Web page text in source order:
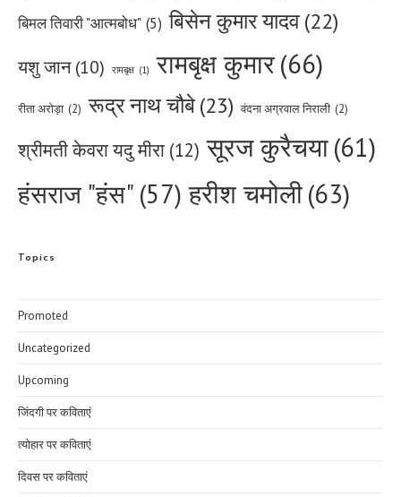
बिमल तिवारी "आत्मबोध" (5) बिसेन कुमार यादव(22)
यशु जान (10) रामबृक्ष (1) रामबृक्ष कुमार(66)
रीता अरोड़ा (2) रूद्र नाथ चौबे(23) वंदना अग्रवाल निराली (2)
श्रीमती केवरा यदु मीरा (12) सूरज कुरैचया(61)
हंसराज "हंस" (57) हरीश चमोली(63)
Topics
Promoted
Uncategorized
Upcoming
जिंदगी पर कविताएं
त्योहार पर कविताएं
दिवस पर कविताएं